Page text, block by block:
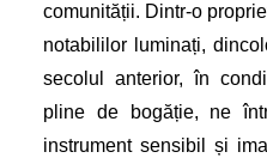
comunității. Dintr-o
notabililor luminați,
secolul anterior, în
pline de bogăție, ne
instrument sensibil și